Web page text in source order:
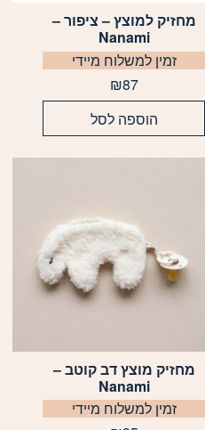
מחזיק למוצץ – ציפור –
Nanami
זמין למשלוח מיידי
₪87
הוספה לסל
מחזיק מוצץ דב קוטב –
Nanami
זמין למשלוח מיידי